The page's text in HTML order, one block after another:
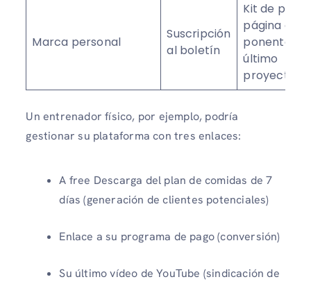
Marca personal
Suscripción
al boletín
Kit de
página de
ponentes,
último
proyecto
Un entrenador físico, por ejemplo, podría
gestionar su plataforma con tres enlaces:
A free Descarga del plan de comidas de 7
días (generación de clientes potenciales)
Enlace a su programa de pago (conversión)
Su último vídeo de YouTube (sindicación de